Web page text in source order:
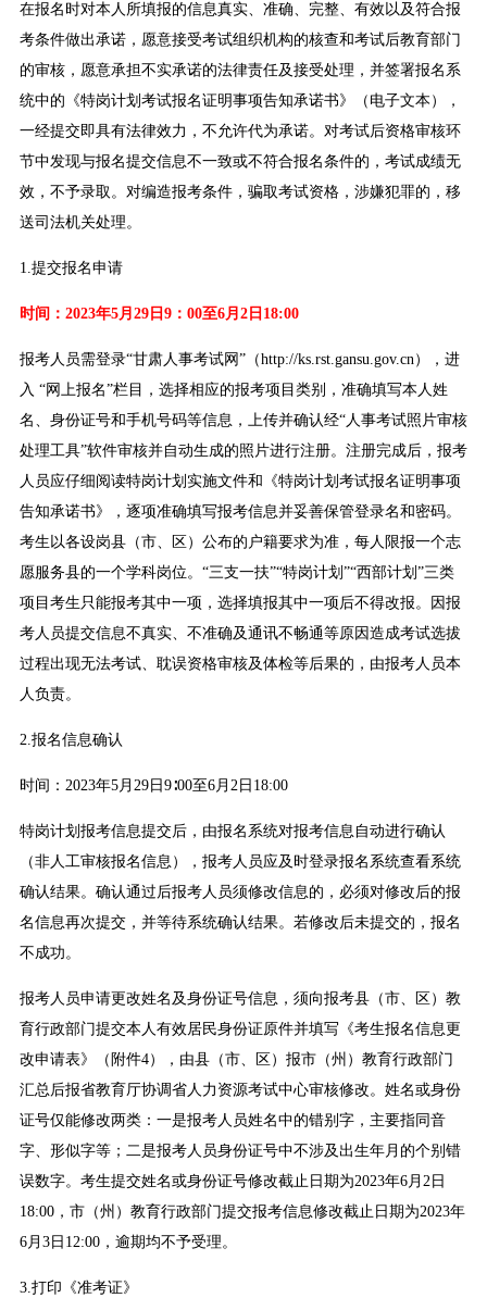
在报名时对本人所填报的信息真实、准确、完整、有效以及符合报
考条件做出承诺，愿意接受考试组织机构的核查和考试后教育部门
的审核，愿意承担不实承诺的法律责任及接受处理，并签署报名系
统中的《特岗计划考试报名证明事项告知承诺书》（电子文本），
一经提交即具有法律效力，不允许代为承诺。对考试后资格审核环
节中发现与报名提交信息不一致或不符合报名条件的，考试成绩无
效，不予录取。对编造报考条件，骗取考试资格，涉嫌犯罪的，移
送司法机关处理。
1.提交报名申请
时间：2023年5月29日9：00至6月2日18:00
报考人员需登录“甘肃人事考试网”（http://ks.rst.gansu.gov.cn），进
入 “网上报名”栏目，选择相应的报考项目类别，准确填写本人姓
名、身份证号和手机号码等信息，上传并确认经“人事考试照片审核
处理工具”软件审核并自动生成的照片进行注册。注册完成后，报考
人员应仔细阅读特岗计划实施文件和《特岗计划考试报名证明事项
告知承诺书》，逐项准确填写报考信息并妥善保管登录名和密码。
考生以各设岗县（市、区）公布的户籍要求为准，每人限报一个志
愿服务县的一个学科岗位。“三支一扶”“特岗计划”“西部计划”三类
项目考生只能报考其中一项，选择填报其中一项后不得改报。因报
考人员提交信息不真实、不准确及通讯不畅通等原因造成考试选拔
过程出现无法考试、耽误资格审核及体检等后果的，由报考人员本
人负责。
2.报名信息确认
时间：2023年5月29日9∶00至6月2日18:00
特岗计划报考信息提交后，由报名系统对报考信息自动进行确认
（非人工审核报名信息），报考人员应及时登录报名系统查看系统
确认结果。确认通过后报考人员须修改信息的，必须对修改后的报
名信息再次提交，并等待系统确认结果。若修改后未提交的，报名
不成功。
报考人员申请更改姓名及身份证号信息，须向报考县（市、区）教
育行政部门提交本人有效居民身份证原件并填写《考生报名信息更
改申请表》（附件4），由县（市、区）报市（州）教育行政部门
汇总后报省教育厅协调省人力资源考试中心审核修改。姓名或身份
证号仅能修改两类：一是报考人员姓名中的错别字，主要指同音
字、形似字等；二是报考人员身份证号中不涉及出生年月的个别错
误数字。考生提交姓名或身份证号修改截止日期为2023年6月2日
18:00，市（州）教育行政部门提交报考信息修改截止日期为2023年
6月3日12:00，逾期均不予受理。
3.打印《准考证》